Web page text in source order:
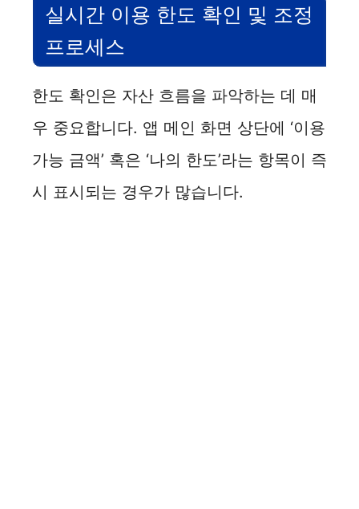
실시간 이용 한도 확인 및 조정
프로세스
한도 확인은 자산 흐름을 파악하는 데 매
우 중요합니다. 앱 메인 화면 상단에 ‘이용
가능 금액’ 혹은 ‘나의 한도’라는 항목이 즉
시 표시되는 경우가 많습니다.